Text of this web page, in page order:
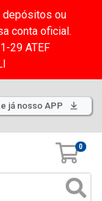
depósitos ou
conta oficial.
29 ATEF
já nosso APP
0